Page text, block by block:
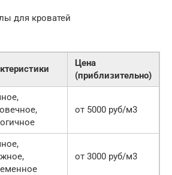
для кроватей
Цена
(приблизительно)
от 5000 руб/м3
от 3000 руб/м3